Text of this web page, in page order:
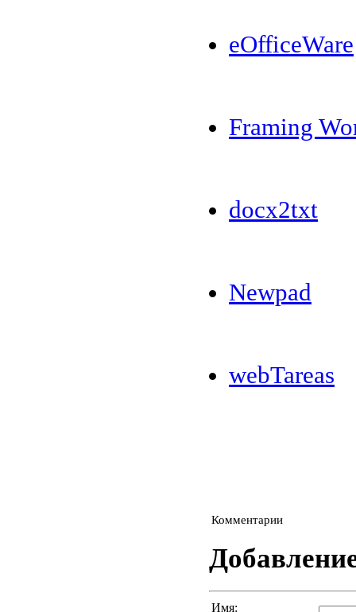
eOfficeWare
Framing
docx2txt
Newpad
webTareas
Комментарии
Имя: